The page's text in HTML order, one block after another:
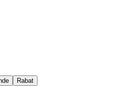
Rabat